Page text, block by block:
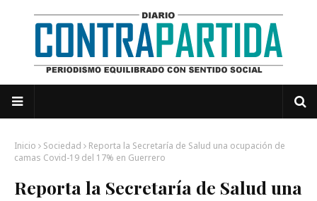
Inicio Sociedad
Reporta la Secretaría de Salud una ocupación de
camas Covid-19 del 17% en Guerrero
Reporta la Secretaría de Salud una